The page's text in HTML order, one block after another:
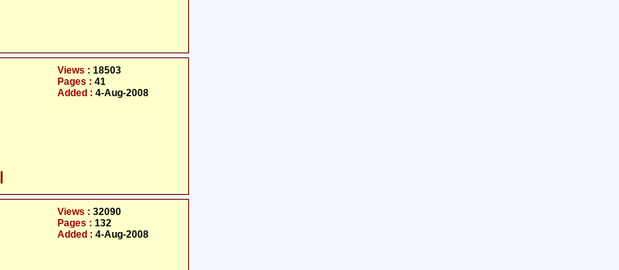
Views : 18503
Pages : 41
Added : 4-Aug-2008
Views : 32090
Pages : 132
Added : 4-Aug-2008